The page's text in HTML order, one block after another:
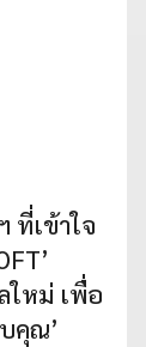
ที่เข้าใจ
ใหม่ เพื่อ
คุณ’